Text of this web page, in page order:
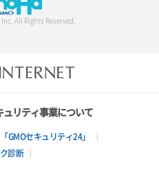
All Rights Reserved.
リティ事業について
GMOセキュリティ24」
診断